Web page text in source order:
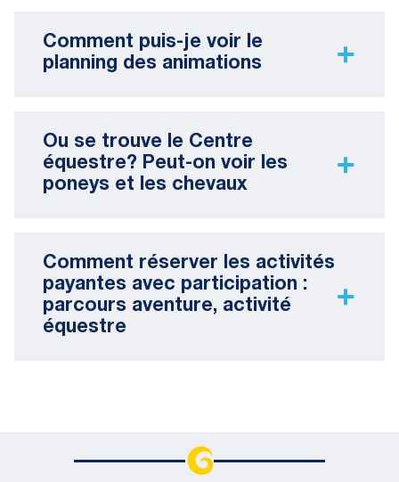
Comment puis-je voir le
planning des animations
Ou se trouve le Centre
équestre? Peut-on voir les
poneys et les chevaux
Comment réserver les activités
payantes avec participation :
parcours aventure, activité
équestre